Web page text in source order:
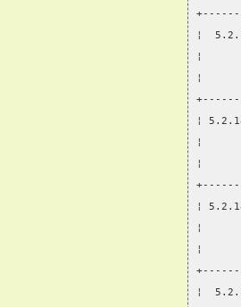
¦
¦
¦
¦
¦
¦
¦
¦
¦
¦